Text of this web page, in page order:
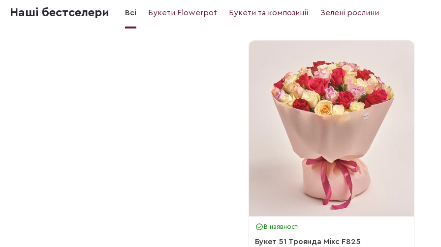
Наші бестселери Всі Букети Flowerpot Букети та композиції Зелені рослини
В наявності
Букет 51 Троянда Мікс F825